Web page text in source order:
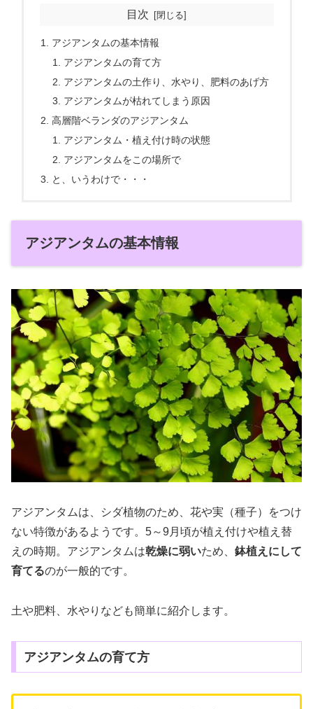
目次
アジアンタムの基本情報
アジアンタムの育て方
アジアンタムの土作り、水やり、肥料のあげ方
アジアンタムが枯れてしまう原因
高層階ベランダのアジアンタム
アジアンタム・植え付け時の状態
アジアンタムをこの場所で
と、いうわけで・・・
アジアンタムの基本情報
アジアンタムは、シダ植物のため、花や実（種子）をつけ
ない特徴があるようです。5～9月頃が植え付けや植え替
えの時期。アジアンタムは乾燥に弱いため、 鉢植えにして
育てるのが一般的です。
土や肥料、水やりなども簡単に紹介します。
アジアンタムの育て方